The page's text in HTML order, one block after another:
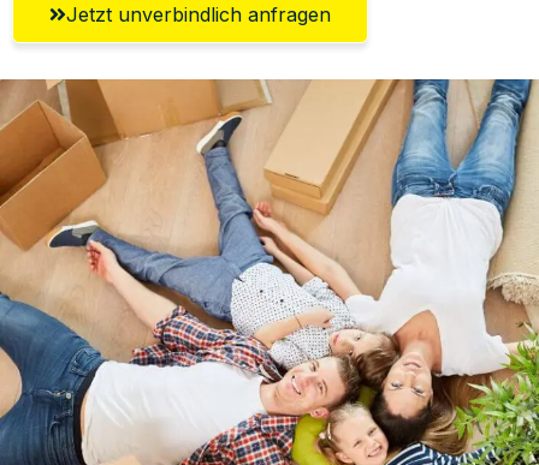
Jetzt unverbindlich anfragen